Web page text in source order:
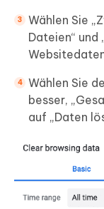
Wählen Sie
Dateien“ und
Wählen Sie
besser,
auf „Daten